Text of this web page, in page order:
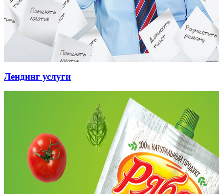
Лендинг услуги